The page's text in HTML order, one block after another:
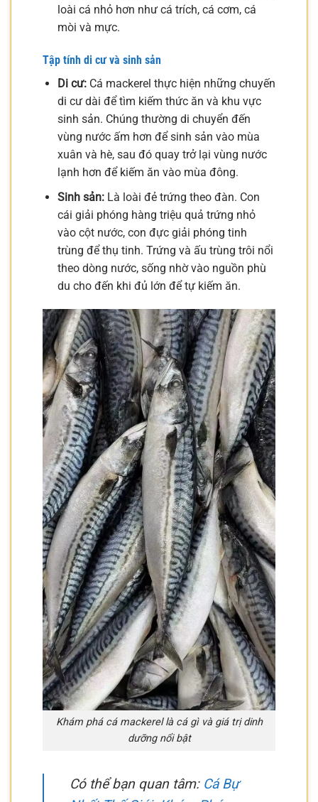
loài cá nhỏ hơn như cá trích, cá cơm, cá
mòi và mực.
Tập tính di cư và sinh sản
Di cư:Cá mackerel thực hiện những chuyến
di cư dài để tìm kiếm thức ăn và khu vực
sinh sản. Chúng thường di chuyển đến
vùng nước ấm hơn để sinh sản vào mùa
xuân và hè, sau đó quay trở lại vùng nước
lạnh hơn để kiếm ăn vào mùa đông.
Sinh sản:Là loài đẻ trứng theo đàn. Con
cái giải phóng hàng triệu quả trứng nhỏ
vào cột nước, con đực giải phóng tinh
trùng để thụ tinh. Trứng và ấu trùng trôi nổi
theo dòng nước, sống nhờ vào nguồn phù
du cho đến khi đủ lớn để tự kiếm ăn.
Khám phá cá mackerel là cá gì và giá trị dinh
dưỡng nổi bật
Có thể bạn quan tâm: Cá Bự